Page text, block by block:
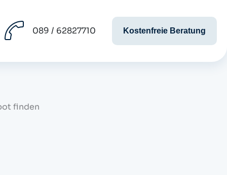
089 / 62827710 Kostenfreie Beratung
finden